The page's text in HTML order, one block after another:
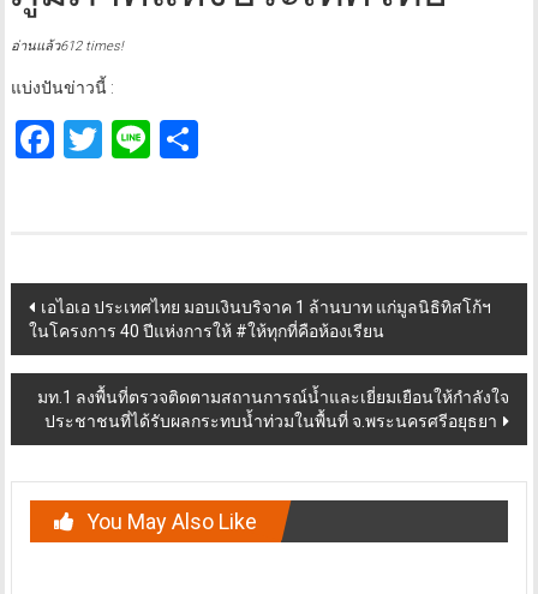
อ่านแล้ว612 times!
แบ่งปันข่าวนี้ :
Facebook
Twitter
LineShare
Post
navigation
เอไอเอ ประเทศไทย มอบเงินบริจาค 1 ล้านบาท แก่มูลนิธิทิสโก้ฯ
ในโครงการ 40 ปีแห่งการให้ #ให้ทุกที่คือห้องเรียน
มท.1 ลงพื้นที่ตรวจติดตามสถานการณ์น้ำและเยี่ยมเยือนให้กำลังใจ
ประชาชนที่ได้รับผลกระทบน้ำท่วมในพื้นที่ จ.พระนครศรีอยุธยา
You May Also Like